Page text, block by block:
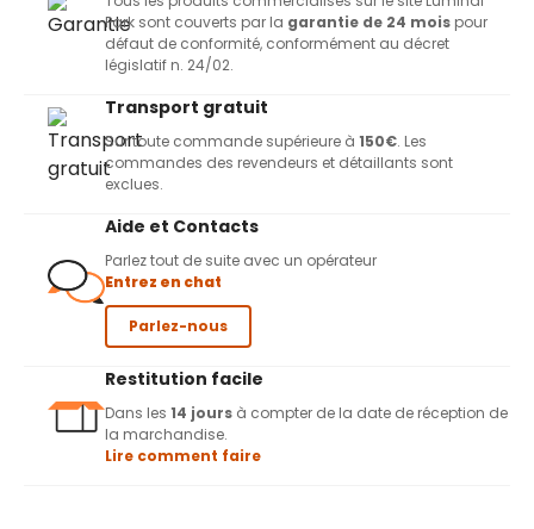
Park sont couverts par la garantie de 24 mois pour
défaut de conformité, conformément au décret
législatif n. 24/02.
Transport gratuit
Sur toute commande supérieure à 150€. Les
commandes des revendeurs et détaillants sont
exclues.
Aide et Contacts
Parlez tout de suite avec un opérateur
Entrez en chat
Parlez-nous
Restitution facile
Dans les 14 jours à compter de la date de réception de
la marchandise.
Lire comment faire